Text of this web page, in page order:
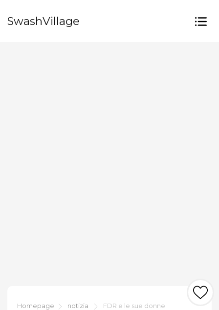
SwashVillage
Homepage notizia FDR e le sue donne